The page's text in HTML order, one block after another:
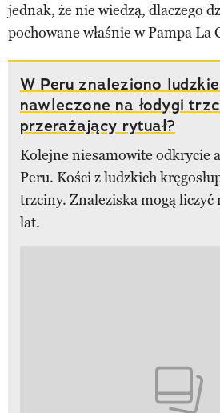
jednak, że nie wiedzą, dlaczego
pochowane właśnie w Pampa La
W Peru znaleziono
nawleczone na łodygi
przerażający rytuał?
Kolejne niesamowite odkrycie
Peru. Kości z ludzkich
trzciny. Znaleziska mogą liczyć
lat.